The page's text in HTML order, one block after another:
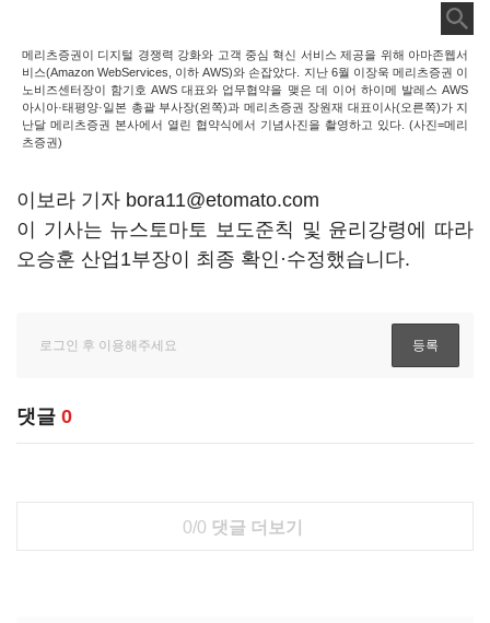
메리츠증권이 디지털 경쟁력 강화와 고객 중심 혁신 서비스 제공을 위해 아마존웹서
비스(Amazon WebServices, 이하 AWS)와 손잡았다. 지난 6월 이장욱 메리츠증권 이
노비즈센터장이 함기호 AWS 대표와 업무협약을 맺은 데 이어 하이메 발레스 AWS
아시아·태평양·일본 총괄 부사장(왼쪽)과 메리츠증권 장원재 대표이사(오른쪽)가 지
난달 메리츠증권 본사에서 열린 협약식에서 기념사진을 촬영하고 있다. (사진=메리
츠증권)
이보라 기자 bora11@etomato.com
이 기사는 뉴스토마토 보도준칙 및 윤리강령에 따라
오승훈 산업1부장이 최종 확인·수정했습니다.
댓글 0
0/0 댓글 더보기